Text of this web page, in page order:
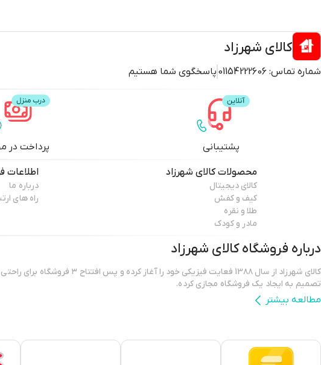
کالای شهرزاد
شماره تماس: 01154222606 پاسخگوی شما هستیم
پشتیبانی پرداخت در
محصولاتکالای شهرزاد
کالای دیجیتال
کیف و کفش
طلا و نقره
مادر و کودک
اطلاعات
درباره ما
راه های
درباره فروشگاهکالای شهرزاد
کالای شهرزاد از سال 13۸۸ فعایت فیزیکی خود را آغاز کرده
تصمیم به ایجاد یک فروشگاه مجازی کرده.
است که بتواند کالاهایی متنوع، باکیفیت و دارای قیمت مناسب را در مدت زمان ی کوتاه به
برساند و ضمانت بازگشت کالا هم داشته باشد؛ ویژگی‌هایی که فروشگاه اینترنتی کالای شهرزاد
کرده و توانسته از این طریق مشتریان ثابت خود را در پلتفرم های دیگر داشته باشد.
مطالعه بیشتر